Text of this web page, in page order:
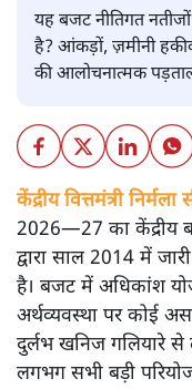
यह बजट नीतिगत
है? आंकड़ों, ज़मीनी
की आलोचनात्मक
केंद्रीय वित्तमंत्री निर्मला
2026—27 का केंद्रीय
द्वारा साल 2014 में
है। बजट में अधिकांश
अर्थव्यवस्था पर कोई
दुर्लभ खनिज गलियारे
लगभग सभी बड़ी